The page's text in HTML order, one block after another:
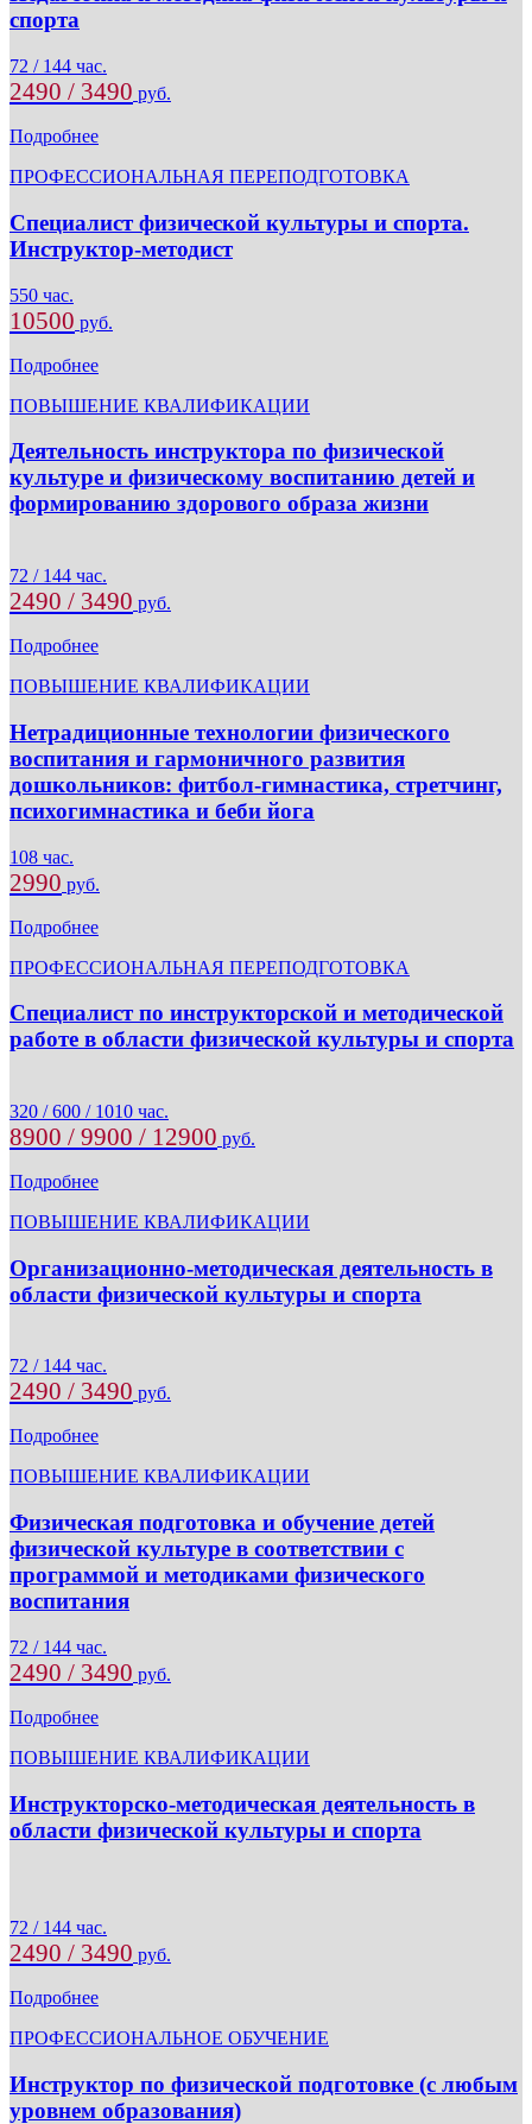
спорта
72 / 144 час.
2490 / 3490 руб.
Подробнее
ПРОФЕССИОНАЛЬНАЯ ПЕРЕПОДГОТОВКА
Специалист физической культуры и спорта.
Инструктор-методист
550 час.
10500 руб.
Подробнее
ПОВЫШЕНИЕ КВАЛИФИКАЦИИ
Деятельность инструктора по физической
культуре и физическому воспитанию детей и
формированию здорового образа жизни
72 / 144 час.
2490 / 3490 руб.
Подробнее
ПОВЫШЕНИЕ КВАЛИФИКАЦИИ
Нетрадиционные технологии физического
воспитания и гармоничного развития
дошкольников: фитбол-гимнастика, стретчинг,
психогимнастика и беби йога
108 час.
2990 руб.
Подробнее
ПРОФЕССИОНАЛЬНАЯ ПЕРЕПОДГОТОВКА
Специалист по инструкторской и методической
работе в области физической культуры и спорта
320 / 600 / 1010 час.
8900 / 9900 / 12900 руб.
Подробнее
ПОВЫШЕНИЕ КВАЛИФИКАЦИИ
Организационно-методическая деятельность в
области физической культуры и спорта
72 / 144 час.
2490 / 3490 руб.
Подробнее
ПОВЫШЕНИЕ КВАЛИФИКАЦИИ
Физическая подготовка и обучение детей
физической культуре в соответствии с
программой и методиками физического
воспитания
72 / 144 час.
2490 / 3490 руб.
Подробнее
ПОВЫШЕНИЕ КВАЛИФИКАЦИИ
Инструкторско-методическая деятельность в
области физической культуры и спорта
72 / 144 час.
2490 / 3490 руб.
Подробнее
ПРОФЕССИОНАЛЬНОЕ ОБУЧЕНИЕ
Инструктор по физической подготовке (с любым
уровнем образования)